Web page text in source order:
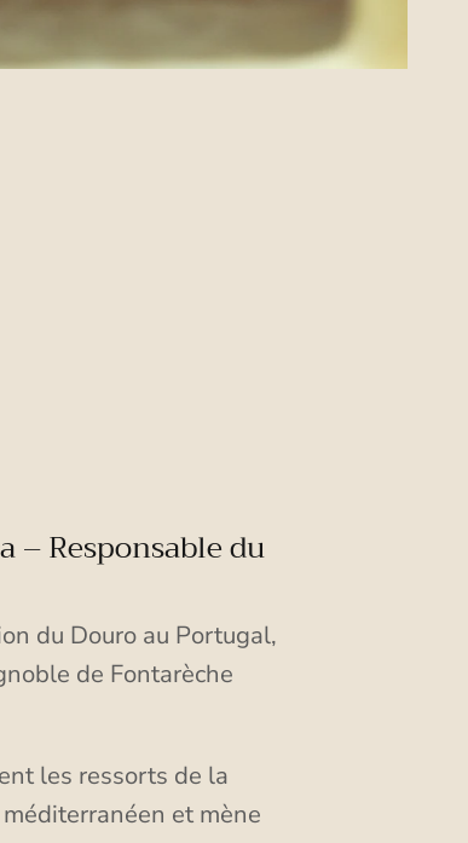
– Responsable du
du Douro au Portugal,
de Fontarèche
les ressorts de la
et mène